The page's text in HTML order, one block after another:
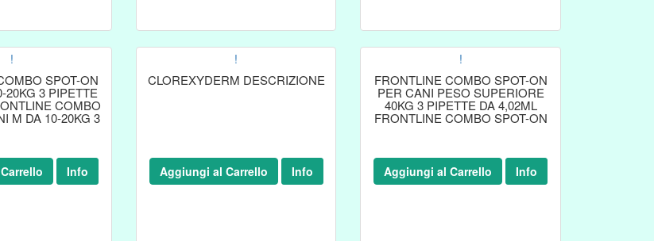
!
SPOT-ON
20KG 3 PIPETTE
COMBO
M DA 10-20KG 3
Info
!
CLOREXYDERM DESCRIZIONE
Aggiungi al Carrello Info
!
FRONTLINE COMBO SPOT-ON
PER CANI PESO SUPERIORE
40KG 3 PIPETTE DA 4,02ML
FRONTLINE COMBO SPOT-ON
Aggiungi al Carrello Info